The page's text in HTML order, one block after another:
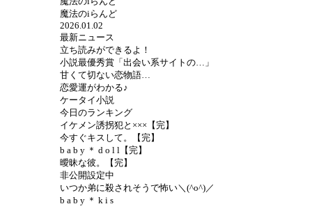
魔法のiらんど
2026.01.02
最新ニュース
立ち読みができるよ！
小説最優秀賞「出会い系サイトの…」
甘くて切ない恋物語…
恋愛運がわかる♪
ケータイ小説
今日のランキング
イケメン誘拐犯と×××【完】
今すぐキスして。【完】
b a b y ＊ d o l l【完】
曖昧な彼。【完】
非公開設定中
いつか弟に殺されそうで怖い＼(^o^)／
b a b y ＊ k i s